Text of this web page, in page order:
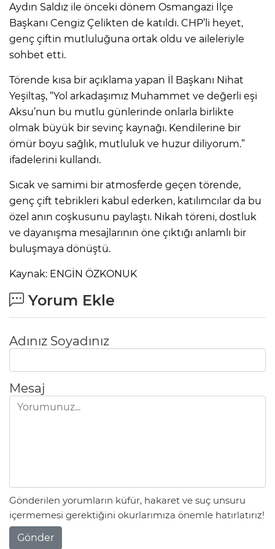
Aydın Saldız ile önceki dönem Osmangazi İlçe
Başkanı Cengiz Çelikten de katıldı. CHP’li heyet,
genç çiftin mutluluğuna ortak oldu ve aileleriyle
sohbet etti.
Törende kısa bir açıklama yapan İl Başkanı Nihat
Yeşiltaş, “Yol arkadaşımız Muhammet ve değerli eşi
Aksu’nun bu mutlu günlerinde onlarla birlikte
olmak büyük bir sevinç kaynağı. Kendilerine bir
ömür boyu sağlık, mutluluk ve huzur diliyorum.”
ifadelerini kullandı.
Sıcak ve samimi bir atmosferde geçen törende,
genç çift tebrikleri kabul ederken, katılımcılar da bu
özel anın coşkusunu paylaştı. Nikah töreni, dostluk
ve dayanışma mesajlarının öne çıktığı anlamlı bir
buluşmaya dönüştü.
Kaynak: ENGİN ÖZKONUK
Yorum Ekle
Adınız Soyadınız
Mesaj
Gönderilen yorumların küfür, hakaret ve suç unsuru
içermemesi gerektiğini okurlarımıza önemle hatırlatırız!
Gönder